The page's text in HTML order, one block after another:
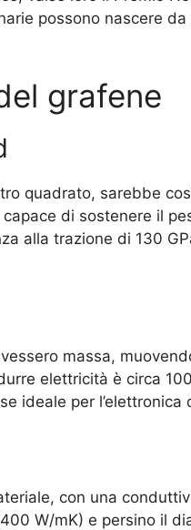
possono nascere
grafene
quadrato, sarebbe
di sostenere il
alla trazione di 130
massa,
elettricità è circa
ideale per l’elettronica
con una
W/mK) e persino il